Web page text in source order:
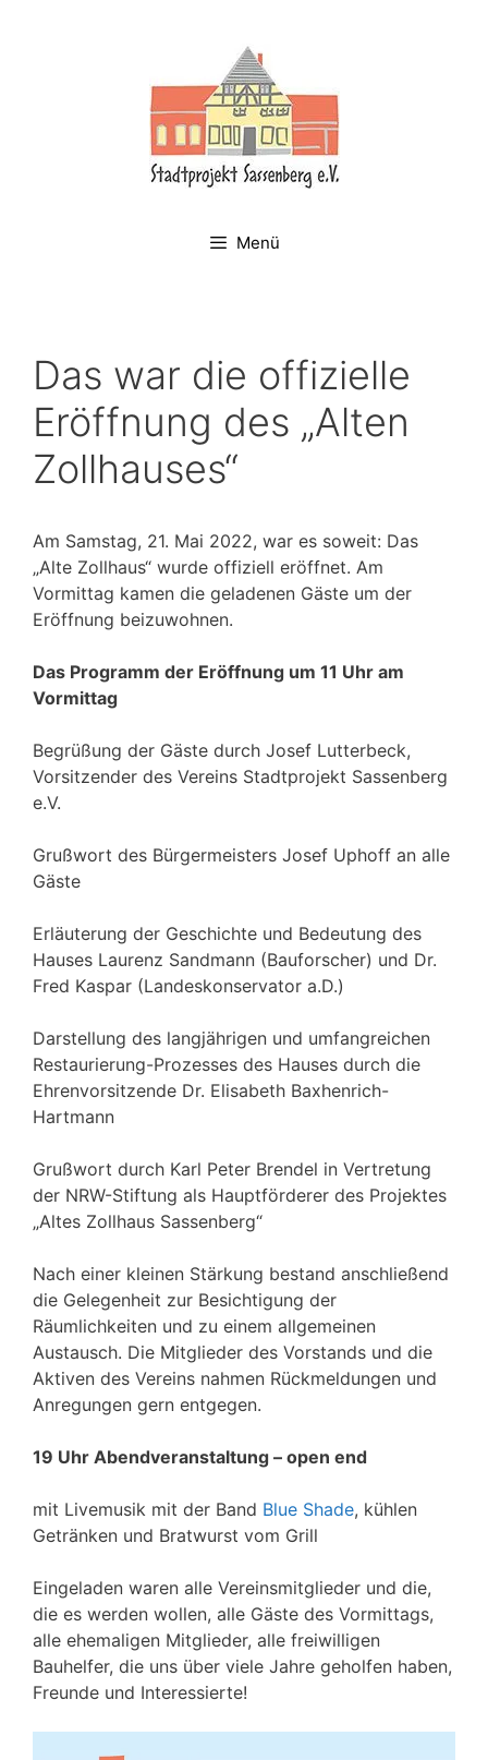
Menü
Das war die offizielle
Eröffnung des „Alten
Zollhauses“
Am Samstag, 21. Mai 2022, war es soweit: Das
„Alte Zollhaus“ wurde offiziell eröffnet. Am
Vormittag kamen die geladenen Gäste um der
Eröffnung beizuwohnen.
Das Programm der Eröffnung um 11 Uhr am
Vormittag
Begrüßung der Gäste durch Josef Lutterbeck,
Vorsitzender des Vereins Stadtprojekt Sassenberg
e.V.
Grußwort des Bürgermeisters Josef Uphoff an alle
Gäste
Erläuterung der Geschichte und Bedeutung des
Hauses Laurenz Sandmann (Bauforscher) und Dr.
Fred Kaspar (Landeskonservator a.D.)
Darstellung des langjährigen und umfangreichen
Restaurierung-Prozesses des Hauses durch die
Ehrenvorsitzende Dr. Elisabeth Baxhenrich-
Hartmann
Grußwort durch Karl Peter Brendel in Vertretung
der NRW-Stiftung als Hauptförderer des Projektes
„Altes Zollhaus Sassenberg“
Nach einer kleinen Stärkung bestand anschließend
die Gelegenheit zur Besichtigung der
Räumlichkeiten und zu einem allgemeinen
Austausch. Die Mitglieder des Vorstands und die
Aktiven des Vereins nahmen Rückmeldungen und
Anregungen gern entgegen.
19 Uhr Abendveranstaltung – open end
mit Livemusik mit der Band Blue Shade, kühlen
Getränken und Bratwurst vom Grill
Eingeladen waren alle Vereinsmitglieder und die,
die es werden wollen, alle Gäste des Vormittags,
alle ehemaligen Mitglieder, alle freiwilligen
Bauhelfer, die uns über viele Jahre geholfen haben,
Freunde und Interessierte!